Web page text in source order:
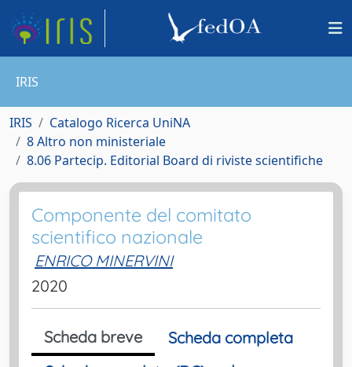
IRIS
IRIS
Catalogo Ricerca UniNA
8 Altro non ministeriale
8.06 Partecip. Editorial Board di riviste scientifiche
Componente del comitato
scientifico nazionale
ENRICO MINERVINI
2020
Scheda breve
Scheda completa